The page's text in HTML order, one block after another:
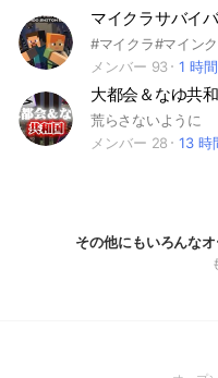
ましょう🙌 ⚠️当オープンチャットの注意点としては、 ❶他人
が作った建築物を「自作
でください。他人の作品
いようにしてください。
建築』がテーマです。雑
せんが、行き過ぎないよ
やモラルに「大きく」反
せます。 （例:創作物や個
て聞いて
マイクラサバイ
メンバー 93
1 時
大都会＆なゆ共
荒らさないように
メンバー 28
13 時
その他にもいろんな